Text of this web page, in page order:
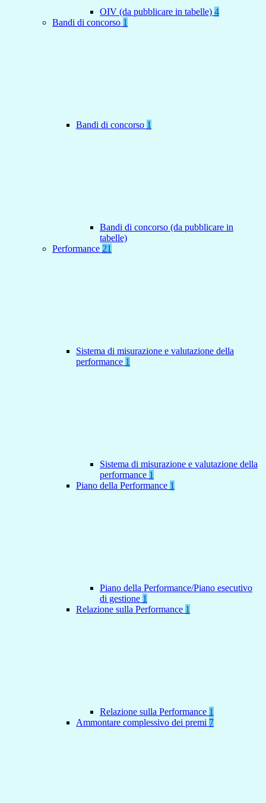
OIV (da pubblicare in tabelle) 4
Bandi di concorso 1
Bandi di concorso 1
Bandi di concorso (da pubblicare in
tabelle)
Performance 21
Sistema di misurazione e valutazione della
performance 1
Sistema di misurazione e valutazione della
performance 1
Piano della Performance 1
Piano della Performance/Piano esecutivo
di gestione 1
Relazione sulla Performance 1
Relazione sulla Performance 1
Ammontare complessivo dei premi 7